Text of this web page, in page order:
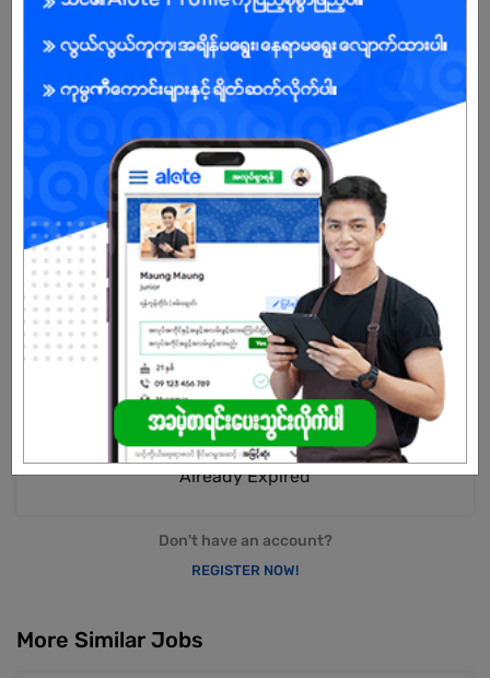
Open To : Male/Female
About Our Company
Myanmar is now in steady social and economic ascend.And proud
to be a key player in the heart of the nation's rapidly developing
infrastructures,is Mandalay Golden Wing Holding Limited (MGW).
Since our inception in 1991,we have amassed a strong portfolio of
housing estates,condominiums,entertainment complexes,malls,
hotels,resorts and factories.Over the course of 20 years,we have
acquired a reputation for being a trusted purveyor of quality
products and professional service.
Our business practices and management team value the
importance of sustainable long-term returns to the locals and
community, through investments in value-added industries that
encourage human resource development and technical
advancements.
Already Expired
Don't have an account?
REGISTER NOW!
More Similar Jobs